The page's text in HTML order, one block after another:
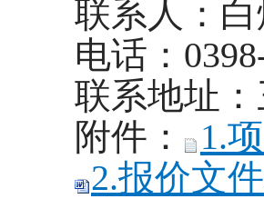
联系人：白
电话：
联系地址
附件：
1.
2.报价文